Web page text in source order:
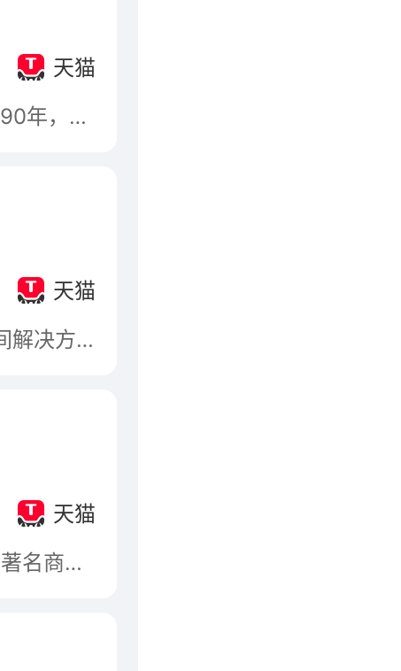
天猫
JOMOO九牧，属于九牧厨卫股份有限公司，始于1990年，知名高端卫浴品牌，福建省著名商标，福建名牌，高新技术企业，建材电商销量领先的整体卫浴制造商。 九牧(JOMOO)，连续五年高端卫浴领导者，专注健康厨卫。自主研发生产卫生陶瓷、智能厨卫、整体卫浴、厨卫家具、五金龙头、厨卫五金、九牧晾品等全线产品，提供健康、环保一流厨卫解决方案。
天猫
恒洁创立于1998年，一直专注于卫浴产品及卫浴空间解决方案的研发和生产。恒洁肩负“专注品质、持续创新、倡导环保，致力于通过产品与服务，创造品质美好生活”的品牌使命，始终如一地提供高品质产品与服务。
天猫
佛山市法恩洁具有限公司，法恩莎FAENZA，广东省著名商标，广东名牌产品，集设计、研发、生产、销售高品质卫浴、瓷砖及配套产品为一体的现代化大型陶瓷卫浴集团。